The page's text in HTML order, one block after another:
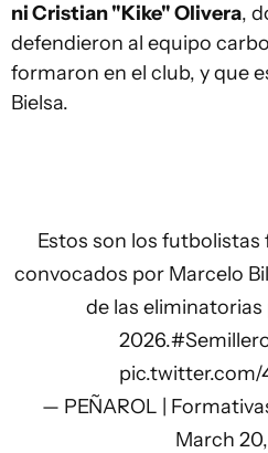
ni Cristian "Kike" Olivera,
defendieron al equipo
formaron en el club, y que
Bielsa.
Estos son los
convocados por Marcelo
de las
2026.
pic.twitter.com/
— PEÑAROL |
March